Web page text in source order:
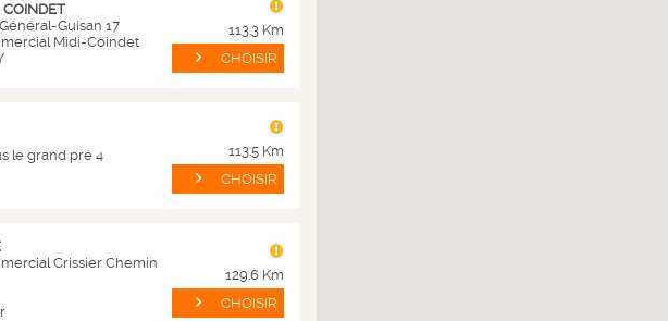
Partager ce produit
COINDET
Guisan 17
Midi-Coindet
113.3 Km
CHOISIR
le grand pré 4
113.5 Km
CHOISIR
Crissier Chemin
129.6 Km
CHOISIR